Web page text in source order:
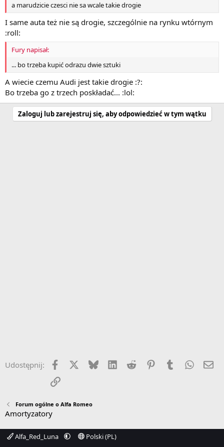
a marudzicie czesci nie sa wcale takie drogie
I same auta też nie są drogie, szczególnie na rynku wtórnym
:roll:
Fury napisał:
... bo trzeba kupić odrazu dwie sztuki
A wiecie czemu Audi jest takie drogie :?:
Bo trzeba go z trzech poskładać... :lol:
Zaloguj lub zarejestruj się, aby odpowiedzieć w tym wątku
Udostępnij: Facebook Bluesky LinkedInReddit PinterestTumblr
Link
Forum ogólne o Alfa Romeo
Amortyzatory
Alfa_Red_Luna
Polski (PL)